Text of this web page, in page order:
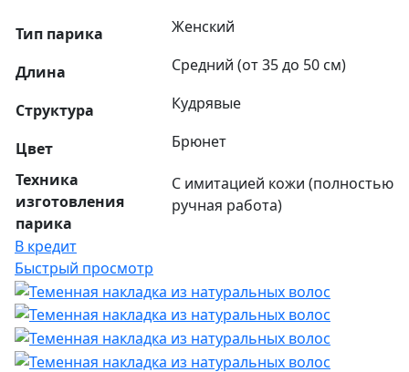
Тип парика Женский
Длина Средний (от 35 до 50 см)
Структура Кудрявые
Цвет
Брюнет
Техника
изготовления
парика
С имитацией кожи (полностью
ручная работа)
В кредит
Быстрый просмотр